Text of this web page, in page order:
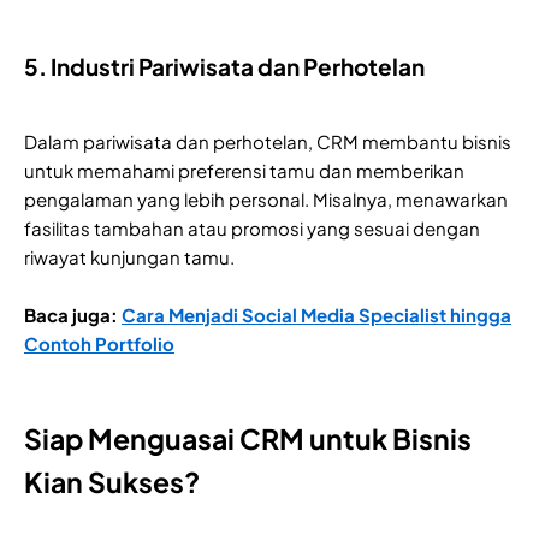
5. Industri Pariwisata dan Perhotelan
Dalam pariwisata dan perhotelan, CRM membantu bisnis
untuk memahami preferensi tamu dan memberikan
pengalaman yang lebih personal. Misalnya, menawarkan
fasilitas tambahan atau promosi yang sesuai dengan
riwayat kunjungan tamu.
Baca juga: Cara Menjadi Social Media Specialist hingga
Contoh Portfolio
Siap Menguasai CRM untuk Bisnis
Kian Sukses?